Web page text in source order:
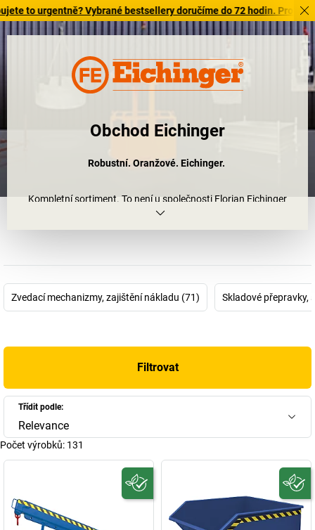
Vybrané bestsellery doručíme do 72 hodin. Prohlédněte si
Obchod Eichinger
Robustní. Oranžové. Eichinger.
Kompletní sortiment. To není u společnosti Florian Eichinger
GmbH z Mühlhausenu v Horní Falci s ohledem na výrobky žádná
fráze. Firma nabízí rozsáhlý sortiment sil na beton a příslušenství
kvalita. Sortiment společnosti Eichinger je vyroben z robustní oceli,
masivně zpracovaný a samozřejmě má oranžovou barvu, která je
bezpečnosti práce.
Značka Eichinger však může nabídnout mnohem víc než vysoce
kvalitní a inovativní stavební přístroje. Firma, která byla založena
již v roce 1904 v jihoněmeckém Berchingu, má dlouhou tradici,
zkušenosti a ohromující úspěšnou historii. Co začalo jako
umělecká kovárna, z toho je dnes vysoce moderní, inovativní
firma, která v oblasti kvality a inovací zaujímá přední místo nejen
v evropském, ale i celosvětovém měřítku.
Objevte nyní výrobky od společnosti Eichinger v našem sortimentu
Zvedací mechanizmy, zajištění nákladu (71) Skladové přepravky,
Filtrovat
Třídit podle:
Relevance
Počet výrobků: 131